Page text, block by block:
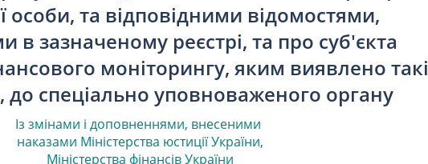
особи, та відповідними відомостями,
в зазначеному реєстрі, та про суб'єкта
моніторингу, яким виявлено такі
до спеціально уповноваженого органу
Із змінами і доповненнями, внесеними
наказами Міністерства юстиції України,
Міністерства фінансів України